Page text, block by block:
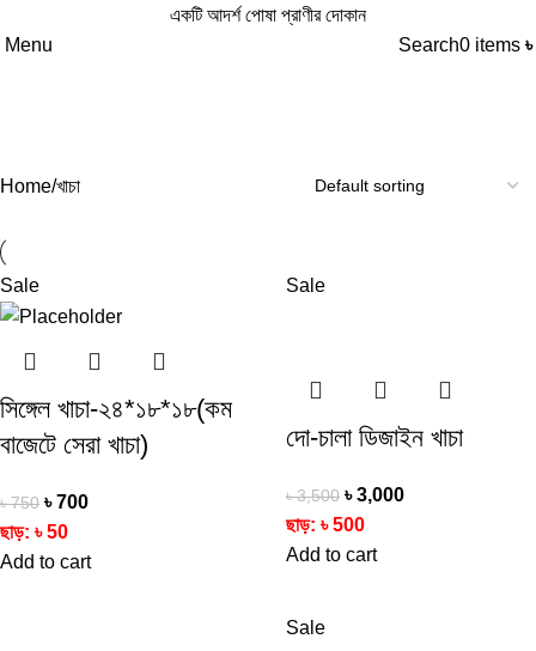
একটি আদর্শ পোষা প্রাণীর দোকান
Menu
Search0 items ৳
Home খাচা
Sale
সিঙ্গেল খাচা-২৪*১৮*১৮(কম
বাজেটে সেরা খাচা)
৳750 ৳700
ছাড়: ৳50
Add to cart
Sale
দো-চালা ডিজাইন খাচা
৳3,500 ৳3,000
ছাড়: ৳500
Add to cart
Sale